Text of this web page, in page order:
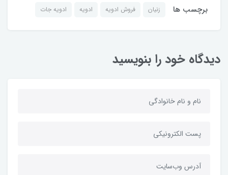
برچسب ها زنیان فروش ادویه ادویه ادویه جات
دیدگاه خود را بنویسید